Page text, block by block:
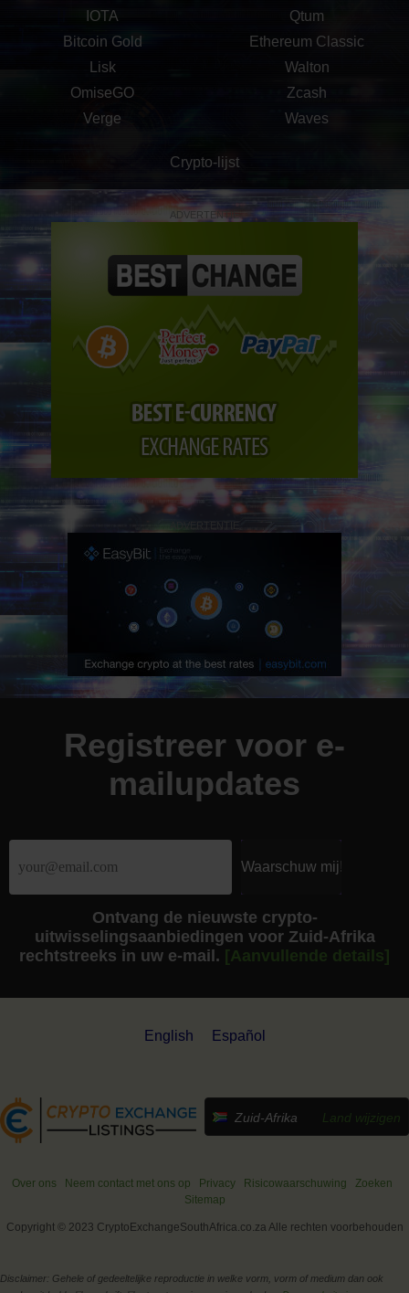
IOTA
Qtum
Bitcoin Gold
Ethereum Classic
Lisk
Walton
OmiseGO
Zcash
Verge
Waves
Crypto-lijst
ADVERTENTIE
Registreer voor e-
mailupdates
Ontvang de nieuwste crypto-
uitwisselingsaanbiedingen voor Zuid-Afrika
rechtstreeks in uw e-mail. [Aanvullende details]
English Español
Zuid-Afrika Land wijzigen
Over ons Neem contact met ons op Privacy Risicowaarschuwing
Zoeken
Sitemap
Copyright © 2023 CryptoExchangeSouthAfrica.co.za Alle rechten voorbehouden
Disclaimer: Gehele of gedeeltelijke reproductie in welke vorm, vorm of medium dan ook